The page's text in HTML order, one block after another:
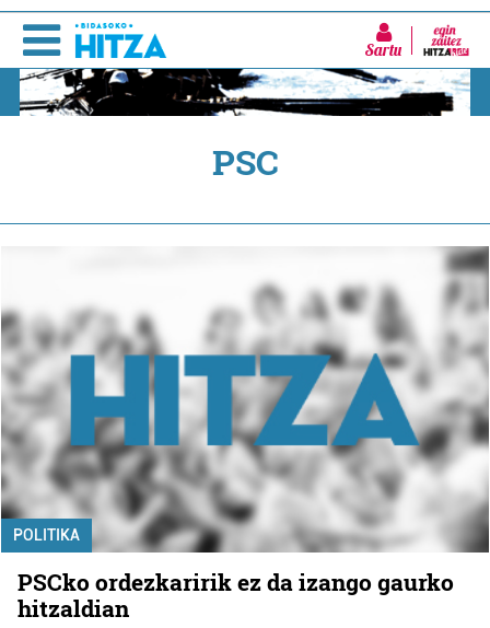
Sartu
PSC
POLITIKA
PSCko ordezkaririk ez da izango gaurko
hitzaldian